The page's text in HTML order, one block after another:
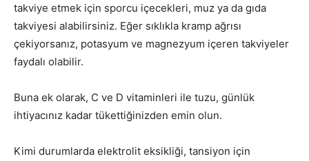
takviye etmek için sporcu içecekleri, muz ya da gıda
takviyesi alabilirsiniz. Eğer sıklıkla kramp ağrısı
çekiyorsanız, potasyum ve magnezyum içeren takviyeler
faydalı olabilir.
Buna ek olarak, C ve D vitaminleri ile tuzu, günlük
ihtiyacınız kadar tükettiğinizden emin olun.
Kimi durumlarda elektrolit eksikliği, tansiyon için